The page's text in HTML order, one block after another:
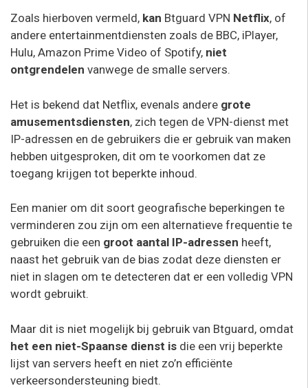
Zoals hierboven vermeld, kan Btguard VPN Netflix, of
andere entertainmentdiensten zoals de BBC, iPlayer,
Hulu, Amazon Prime Video of Spotify, niet
ontgrendelen vanwege de smalle servers.
Het is bekend dat Netflix, evenals andere grote
amusementsdiensten, zich tegen de VPN-dienst met
IP-adressen en de gebruikers die er gebruik van maken
hebben uitgesproken, dit om te voorkomen dat ze
toegang krijgen tot beperkte inhoud.
Een manier om dit soort geografische beperkingen te
verminderen zou zijn om een alternatieve frequentie te
gebruiken die een groot aantal IP-adressen heeft,
naast het gebruik van de bias zodat deze diensten er
niet in slagen om te detecteren dat er een volledig VPN
wordt gebruikt.
Maar dit is niet mogelijk bij gebruik van Btguard, omdat
het een niet-Spaanse dienst is die een vrij beperkte
lijst van servers heeft en niet zo’n efficiënte
verkeersondersteuning biedt.